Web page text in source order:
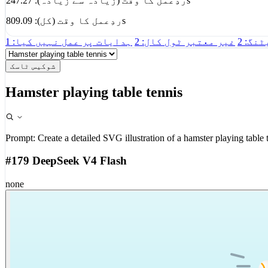
ردِعمل کا وقت (کل): 809.09s
2 غیر معتبر ٹول کال: 2 ہدایات پر عمل نہیں کیا: 1
شوکیس ٹاسک
Hamster playing table tennis
Prompt: Create a detailed SVG illustration of a hamster playing table
#179 DeepSeek V4 Flash
none